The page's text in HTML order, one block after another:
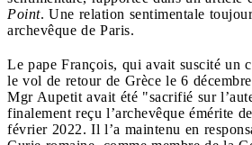
Point. Une relation sentimentale
archevêque de Paris.
Le pape François, qui avait suscité un
le vol de retour de Grèce le 6
Mgr Aupetit avait été "sacrifié sur
finalement reçu l’archevêque émérite
février 2022. Il l’a maintenu en